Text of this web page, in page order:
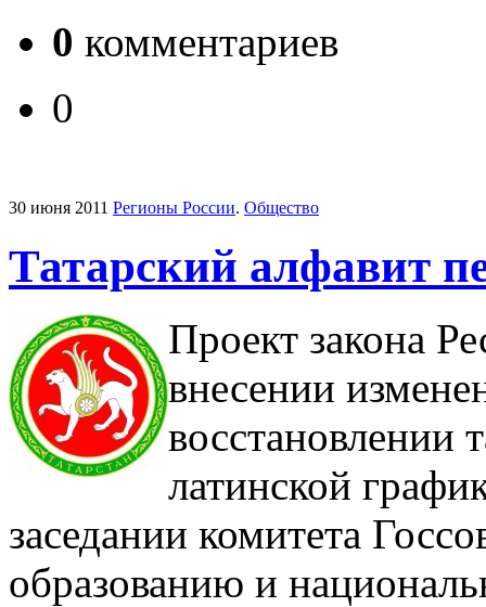
0 комментариев
0
30 июня 2011 Регионы России. Общество
Татарский алфавит
Проект закона
внесении
восстановлении
латинской
заседании комитета
образованию и